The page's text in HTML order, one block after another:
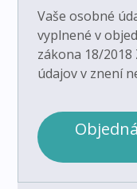
Vaše osobné
vyplnené v
zákona 18/2018
údajov v znení